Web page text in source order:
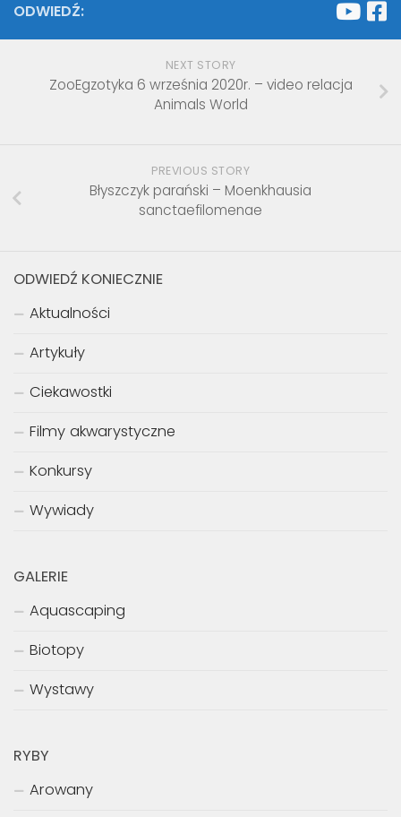
ODWIEDŹ:
NEXT STORY
ZooEgzotyka 6 września 2020r. – video relacja
Animals World
PREVIOUS STORY
Błyszczyk parański – Moenkhausia
sanctaefilomenae
ODWIEDŹ KONIECZNIE
Aktualności
Artykuły
Ciekawostki
Filmy akwarystyczne
Konkursy
Wywiady
GALERIE
Aquascaping
Biotopy
Wystawy
RYBY
Arowany